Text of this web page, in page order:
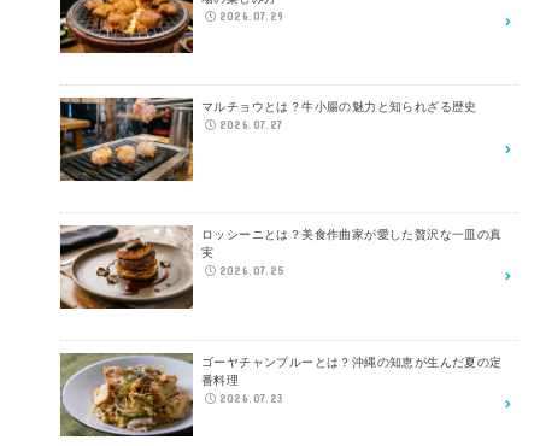
2026.07.29
マルチョウとは？牛小腸の魅力と知られざる歴史
2026.07.27
ロッシーニとは？美食作曲家が愛した贅沢な一皿の真
実
2026.07.25
ゴーヤチャンプルーとは？沖縄の知恵が生んだ夏の定
番料理
2026.07.23